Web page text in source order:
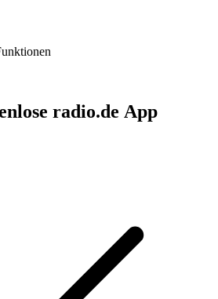
radio.de App